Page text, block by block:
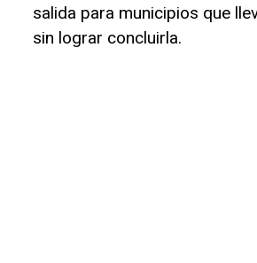
salida para municipios que
sin lograr concluirla.